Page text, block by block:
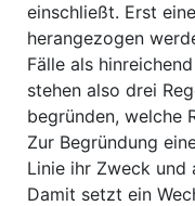
einschließt. Erst
herangezogen
Fälle als
stehen also drei
begründen, welche
Zur Begründung
Linie ihr Zweck und
Damit setzt ein